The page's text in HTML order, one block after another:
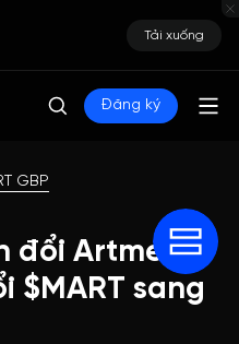
Tải xuống
Đăng ký
GBP
đổi Artmeta
$MART sang